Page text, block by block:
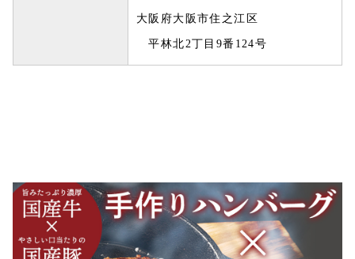
大阪府大阪市住之江区
平林北2丁目9番124号